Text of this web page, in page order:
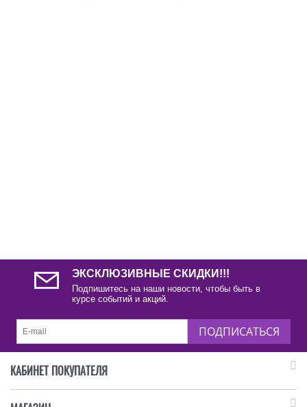
ЭКСКЛЮЗИВНЫЕ СКИДКИ!!!
Подпишитесь на наши новости, чтобы быть в
курсе событий и акций.
ПОДПИСАТЬСЯ
КАБИНЕТ ПОКУПАТЕЛЯ